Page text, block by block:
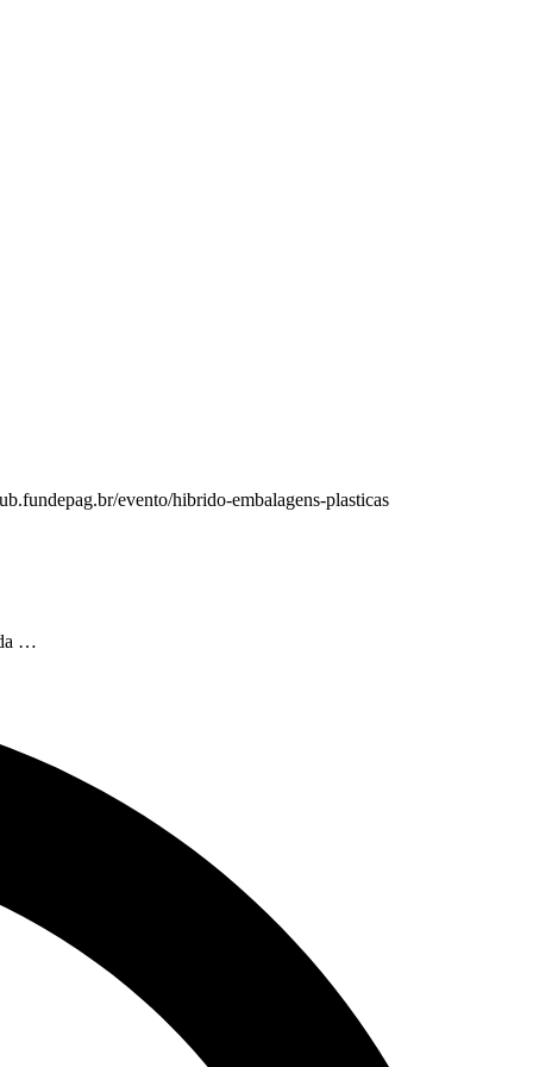
evento/hibrido-embalagens-plasticas
…